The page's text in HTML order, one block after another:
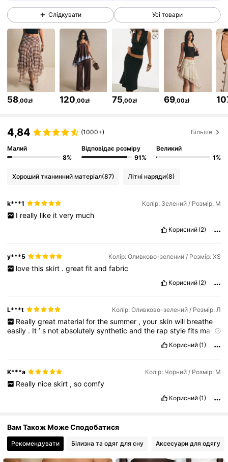
4,80 1.5M Підписники
1.5M Підписники
1.5M Підписники
4,80 1.5M Підписники
4,80 1.5M Підписники
Слідкувати Усі товари
58,00zł 120,00zł 75,00zł 69,00zł
4,84 (1000+) Більше
Малий
8%
Відповідає розміру
91%
Великий
1%
Хороший тканинний матеріал(87) Літні наряди(8)
k***1 Колір: Зелений / Розмір: М
I really like it very much
Корисний (2)
y***5 Колір: Оливково-зелений / Розмір: XS
love this skirt . great fit and fabric
Корисний (2)
L***t Колір: Оливково-зелений / Розмір: Л
Really great material for the summer , your skin will breathe
easily . It’s notabsolutelysyntheticandthe rapstylefits many
Корисний (1)
K***a Колір: Чорний / Розмір: М
Really nice skirt , so comfy
Корисний (1)
Вам Також Може Сподобатися
Рекомендувати Білизна та одяг для сну Аксесуари для одягу